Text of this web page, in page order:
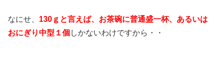
なにせ、 130ｇと言えば、お茶碗に普通盛一杯、あるいは
おにぎり中型１個 しかないわけですから・・